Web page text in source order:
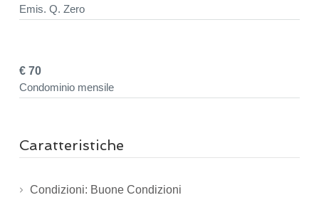
Emis. Q. Zero
€ 70
Condominio mensile
Caratteristiche
Condizioni: Buone Condizioni